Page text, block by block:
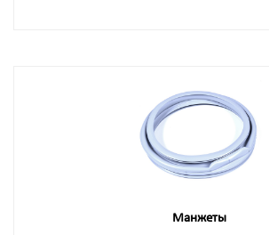
Манжеты